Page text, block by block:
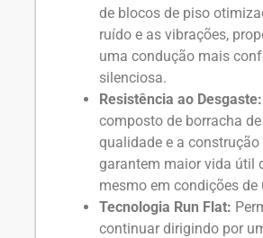
de blocos de piso
ruído e as vibrações,
uma condução mais
silenciosa.
Resistência ao Desgaste:
composto de borracha
qualidade e a construção
garantem maior vida útil
mesmo em condições de
Tecnologia Run Flat:
continuar dirigindo por